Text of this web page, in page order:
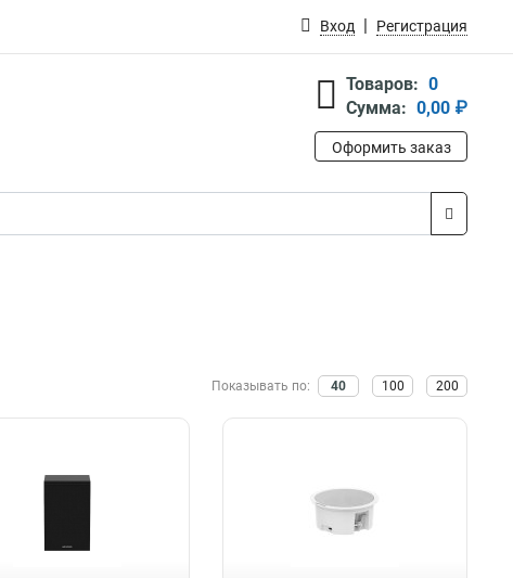
Вход Регистрация
Товаров: 0
Сумма: 0,00 ₽
Оформить заказ
Показывать по: 40 100 200